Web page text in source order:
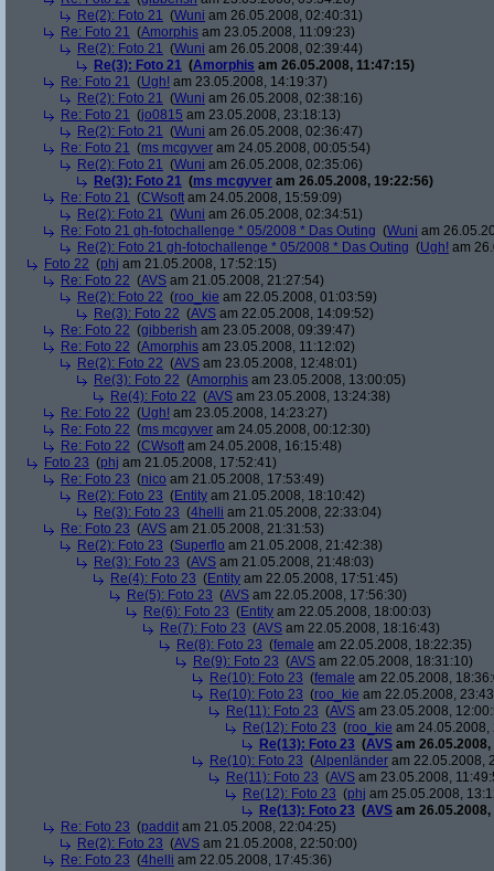
Re(2): Foto 21 (Wuni am 26.05.2008, 02:40:31)
Re: Foto 21 (Amorphis am 23.05.2008, 11:09:23)
Re(2): Foto 21 (Wuni am 26.05.2008, 02:39:44)
Re(3): Foto 21 (Amorphis am 26.05.2008, 11:47:15)
Re: Foto 21 (Ugh! am 23.05.2008, 14:19:37)
Re(2): Foto 21 (Wuni am 26.05.2008, 02:38:16)
Re: Foto 21 (jo0815 am 23.05.2008, 23:18:13)
Re(2): Foto 21 (Wuni am 26.05.2008, 02:36:47)
Re: Foto 21 (ms mcgyver am 24.05.2008, 00:05:54)
Re(2): Foto 21 (Wuni am 26.05.2008, 02:35:06)
Re(3): Foto 21 (ms mcgyver am 26.05.2008, 19:22:56)
Re: Foto 21 (CWsoft am 24.05.2008, 15:59:09)
Re(2): Foto 21 (Wuni am 26.05.2008, 02:34:51)
Re: Foto 21 gh-fotochallenge * 05/2008 * Das Outing (Wuni am
Re(2): Foto 21 gh-fotochallenge * 05/2008 * Das Outing (Ugh! am
Foto 22 (phj am 21.05.2008, 17:52:15)
Re: Foto 22 (AVS am 21.05.2008, 21:27:54)
Re(2): Foto 22 (roo_kie am 22.05.2008, 01:03:59)
Re(3): Foto 22 (AVS am 22.05.2008, 14:09:52)
Re: Foto 22 (gibberish am 23.05.2008, 09:39:47)
Re: Foto 22 (Amorphis am 23.05.2008, 11:12:02)
Re(2): Foto 22 (AVS am 23.05.2008, 12:48:01)
Re(3): Foto 22 (Amorphis am 23.05.2008, 13:00:05)
Re(4): Foto 22 (AVS am 23.05.2008, 13:24:38)
Re: Foto 22 (Ugh! am 23.05.2008, 14:23:27)
Re: Foto 22 (ms mcgyver am 24.05.2008, 00:12:30)
Re: Foto 22 (CWsoft am 24.05.2008, 16:15:48)
Foto 23 (phj am 21.05.2008, 17:52:41)
Re: Foto 23 (nico am 21.05.2008, 17:53:49)
Re(2): Foto 23 (Entity am 21.05.2008, 18:10:42)
Re(3): Foto 23 (4helli am 21.05.2008, 22:33:04)
Re: Foto 23 (AVS am 21.05.2008, 21:31:53)
Re(2): Foto 23 (Superflo am 21.05.2008, 21:42:38)
Re(3): Foto 23 (AVS am 21.05.2008, 21:48:03)
Re(4): Foto 23 (Entity am 22.05.2008, 17:51:45)
Re(5): Foto 23 (AVS am 22.05.2008, 17:56:30)
Re(6): Foto 23 (Entity am 22.05.2008, 18:00:03)
Re(7): Foto 23 (AVS am 22.05.2008, 18:16:43)
Re(8): Foto 23 (female am 22.05.2008, 18:22:35)
Re(9): Foto 23 (AVS am 22.05.2008, 18:31:10)
Re(10): Foto 23 (female am 22.05.2008,
Re(10): Foto 23 (roo_kie am 22.05.2008,
Re(11): Foto 23 (AVS am 23.05.2008,
Re(12): Foto 23 (roo_kie am 24.05.2008,
Re(13): Foto 23 (AVS am
Re(10): Foto 23 (Alpenländer am 22.05.2008,
Re(11): Foto 23 (AVS am 23.05.2008,
Re(12): Foto 23 (phj am 25.05.2008,
Re(13): Foto 23 (AVS am
Re: Foto 23 (paddit am 21.05.2008, 22:04:25)
Re(2): Foto 23 (AVS am 21.05.2008, 22:50:00)
Re: Foto 23 (4helli am 22.05.2008, 17:45:36)